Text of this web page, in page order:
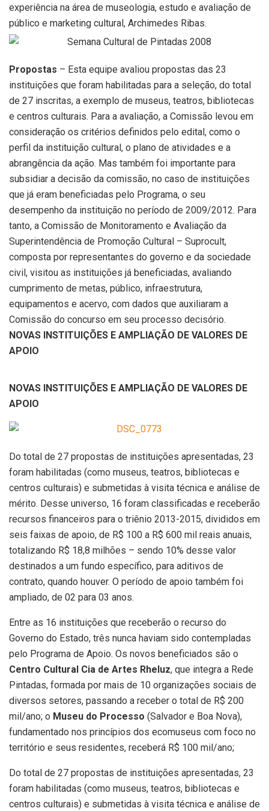
experiência na área de museologia, estudo e avaliação de
público e marketing cultural, Archimedes Ribas.
Propostas – Esta equipe avaliou propostas das 23
instituições que foram habilitadas para a seleção, do total
de 27 inscritas, a exemplo de museus, teatros, bibliotecas
e centros culturais. Para a avaliação, a Comissão levou em
consideração os critérios definidos pelo edital, como o
perfil da instituição cultural, o plano de atividades e a
abrangência da ação. Mas também foi importante para
subsidiar a decisão da comissão, no caso de instituições
que já eram beneficiadas pelo Programa, o seu
desempenho da instituição no período de 2009/2012. Para
tanto, a Comissão de Monitoramento e Avaliação da
Superintendência de Promoção Cultural – Suprocult,
composta por representantes do governo e da sociedade
civil, visitou as instituições já beneficiadas, avaliando
cumprimento de metas, público, infraestrutura,
equipamentos e acervo, com dados que auxiliaram a
Comissão do concurso em seu processo decisório.
NOVAS INSTITUIÇÕES E AMPLIAÇÃO DE VALORES DE
APOIO
NOVAS INSTITUIÇÕES E AMPLIAÇÃO DE VALORES DE
APOIO
Do total de 27 propostas de instituições apresentadas, 23
foram habilitadas (como museus, teatros, bibliotecas e
centros culturais) e submetidas à visita técnica e análise de
mérito. Desse universo, 16 foram classificadas e receberão
recursos financeiros para o triênio 2013-2015, divididos em
seis faixas de apoio, de R$ 100 a R$ 600 mil reais anuais,
totalizando R$ 18,8 milhões – sendo 10% desse valor
destinados a um fundo específico, para aditivos de
contrato, quando houver. O período de apoio também foi
ampliado, de 02 para 03 anos.
Entre as 16 instituições que receberão o recurso do
Governo do Estado, três nunca haviam sido contempladas
pelo Programa de Apoio. Os novos beneficiados são o
Centro Cultural Cia de Artes Rheluz, que integra a Rede
Pintadas, formada por mais de 10 organizações sociais de
diversos setores, passando a receber o total de R$ 200
mil/ano; o Museu do Processo (Salvador e Boa Nova),
fundamentado nos princípios dos ecomuseus com foco no
território e seus residentes, receberá R$ 100 mil/ano;
Do total de 27 propostas de instituições apresentadas, 23
foram habilitadas (como museus, teatros, bibliotecas e
centros culturais) e submetidas à visita técnica e análise de